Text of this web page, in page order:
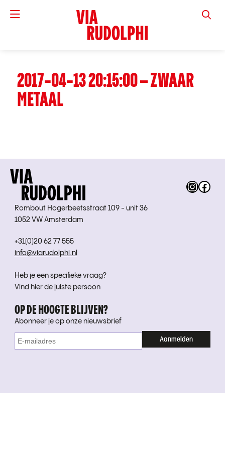
VIA
2017-04-13 20:15:00 – ZWAAR
METAAL
Rombout Hogerbeetsstraat 109 - unit 36
1052 VW Amsterdam
+31(0)20 62 77 555
info@viarudolphi.nl
Heb je een specifieke vraag?
Vind hier de juiste persoon
OP DE HOOGTE BLIJVEN?
Abonneer je op onze nieuwsbrief